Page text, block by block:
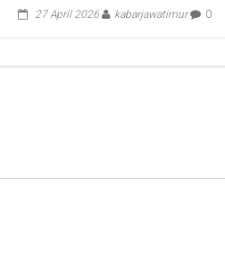
27 April 2026 kabarjawatimur 0